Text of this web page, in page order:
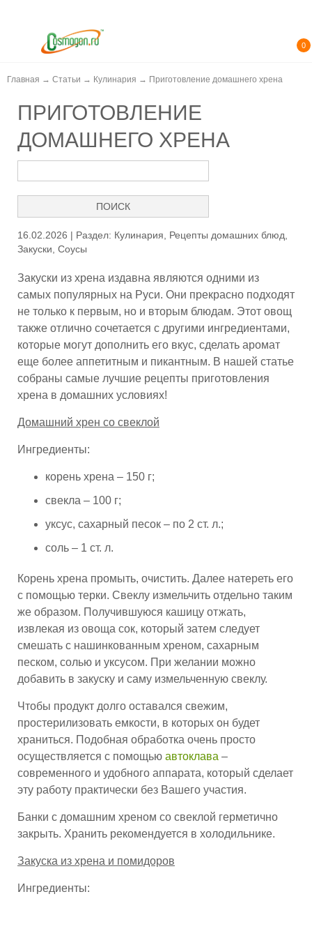
0
Главная → Статьи → Кулинария → Приготовление домашнего хрена
ПРИГОТОВЛЕНИЕ
ДОМАШНЕГО ХРЕНА
16.02.2026 | Раздел: Кулинария Рецепты домашних блюд
Закуски Соусы
Закуски из хрена издавна являются одними из
самых популярных на Руси. Они прекрасно подходят
не только к первым, но и вторым блюдам. Этот овощ
также отлично сочетается с другими ингредиентами,
которые могут дополнить его вкус, сделать аромат
еще более аппетитным и пикантным. В нашей статье
собраны самые лучшие рецепты приготовления
хрена в домашних условиях!
Домашний хрен со свеклой
Ингредиенты:
корень хрена – 150 г;
свекла – 100 г;
уксус, сахарный песок – по 2 ст. л.;
соль – 1 ст. л.
Корень хрена промыть, очистить. Далее натереть его
с помощью терки. Свеклу измельчить отдельно таким
же образом. Получившуюся кашицу отжать,
извлекая из овоща сок, который затем следует
смешать с нашинкованным хреном, сахарным
песком, солью и уксусом. При желании можно
добавить в закуску и саму измельченную свеклу.
Чтобы продукт долго оставался свежим,
простерилизовать емкости, в которых он будет
храниться. Подобная обработка очень просто
осуществляется с помощью автоклава –
современного и удобного аппарата, который сделает
эту работу практически без Вашего участия.
Банки с домашним хреном со свеклой герметично
закрыть. Хранить рекомендуется в холодильнике.
Закуска из хрена и помидоров
Ингредиенты: